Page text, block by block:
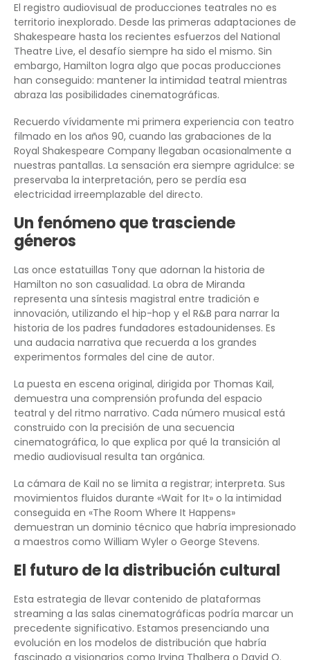
El registro audiovisual de producciones teatrales no es
territorio inexplorado. Desde las primeras adaptaciones de
Shakespeare hasta los recientes esfuerzos del National
Theatre Live, el desafío siempre ha sido el mismo. Sin
embargo, Hamilton logra algo que pocas producciones
han conseguido: mantener la intimidad teatral mientras
abraza las posibilidades cinematográficas.
Recuerdo vívidamente mi primera experiencia con teatro
filmado en los años 90, cuando las grabaciones de la
Royal Shakespeare Company llegaban ocasionalmente a
nuestras pantallas. La sensación era siempre agridulce: se
preservaba la interpretación, pero se perdía esa
electricidad irreemplazable del directo.
Un fenómeno que trasciende
géneros
Las once estatuillas Tony que adornan la historia de
Hamilton no son casualidad. La obra de Miranda
representa una síntesis magistral entre tradición e
innovación, utilizando el hip-hop y el R&B para narrar la
historia de los padres fundadores estadounidenses. Es
una audacia narrativa que recuerda a los grandes
experimentos formales del cine de autor.
La puesta en escena original, dirigida por Thomas Kail,
demuestra una comprensión profunda del espacio
teatral y del ritmo narrativo. Cada número musical está
construido con la precisión de una secuencia
cinematográfica, lo que explica por qué la transición al
medio audiovisual resulta tan orgánica.
La cámara de Kail no se limita a registrar; interpreta. Sus
movimientos fluidos durante «Wait for It» o la intimidad
conseguida en «The Room Where It Happens»
demuestran un dominio técnico que habría impresionado
a maestros como William Wyler o George Stevens.
El futuro de la distribución cultural
Esta estrategia de llevar contenido de plataformas
streaming a las salas cinematográficas podría marcar un
precedente significativo. Estamos presenciando una
evolución en los modelos de distribución que habría